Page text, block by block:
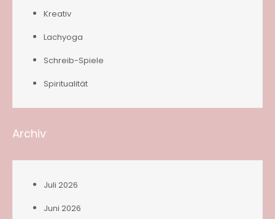
Kreativ
Lachyoga
Schreib-Spiele
Spiritualität
Archiv
Juli 2026
Juni 2026